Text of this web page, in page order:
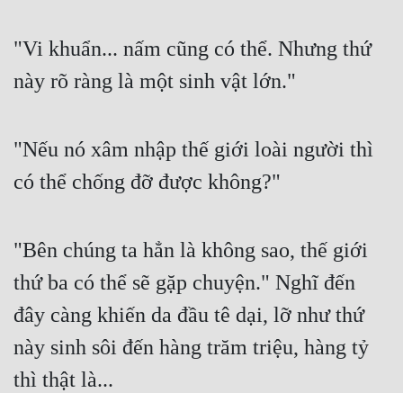
"Vi khuẩn... nấm cũng có thể. Nhưng thứ
này rõ ràng là một sinh vật lớn."
"Nếu nó xâm nhập thế giới loài người thì
có thể chống đỡ được không?"
"Bên chúng ta hẳn là không sao, thế giới
thứ ba có thể sẽ gặp chuyện." Nghĩ đến
đây càng khiến da đầu tê dại, lỡ như thứ
này sinh sôi đến hàng trăm triệu, hàng tỷ
thì thật là...